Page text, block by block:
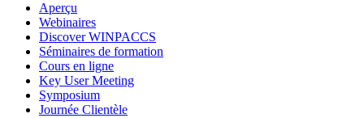
Aperçu
Webinaires
Discover WINPACCS
Séminaires de formation
Cours en ligne
Key User Meeting
Symposium
Journée Clientèle